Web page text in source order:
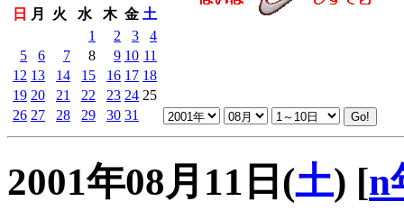
日
月 火 水 木 金 土
1
2 3
4
5
6 7 8 9 10 11
12 13 14 15 16 17 18
19 20 21 22 23 24 25
26 27 28 29 30 31
2001年08月11日(土) [n